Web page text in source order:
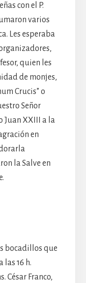
con el P.
varios
Les esperaba
quien les
de monjes,
Crucis” o
Señor
Juan XXIII a la
en
la Salve en
bocadillos que
16 h.
César Franco,